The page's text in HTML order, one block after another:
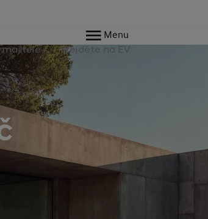
majitele Přejděte na EV
Menu